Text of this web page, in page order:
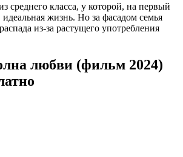
среднего класса, у которой, на первый
идеальная жизнь. Но за фасадом семья
из-за растущего употребления
любви (фильм 2024)